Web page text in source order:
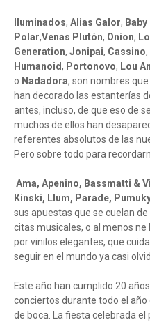
Iluminados, Alias Galor,
Polar,Venas Plutón, Onion,
Generation, Jonipai, Cassino,
Humanoid, Portonovo, Lou
o Nadadora, son nombres
han decorado las estanterías
antes, incluso, de que eso de
muchos de ellos han
referentes absolutos de las
Pero sobre todo para
Ama, Apenino, Bassmatti &
Kinski, Llum, Parade,
sus apuestas que se cuelan
citas musicales, o al menos
por vinilos elegantes, que
seguir en el mundo ya casi
Este año han cumplido 20
conciertos durante todo el
de boca. La fiesta celebrada